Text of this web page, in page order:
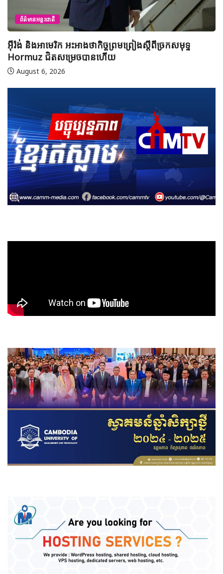
ព័ត៌មានអន្តរជាតិ
អ៊ីរ៉ង់ និងអាមេរិក អះអាងថាកិច្ចព្រមព្រៀងស្តីពីច្រកសមុទ្ទ
Hormuz ជិតសម្រេចបានហើយ
August 6, 2026